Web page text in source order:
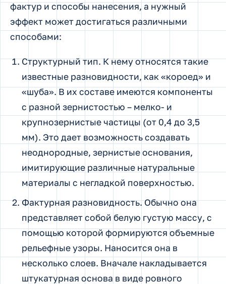
фактур и способы нанесения, а нужный
эффект может достигаться различными
способами:
Структурный тип. К нему относятся такие
известные разновидности, как «короед» и
«шуба». В их составе имеются компоненты
с разной зернистостью – мелко- и
крупнозернистые частицы (от 0,4 до 3,5
мм). Это дает возможность создавать
неоднородные, зернистые основания,
имитирующие различные натуральные
материалы с негладкой поверхностью.
Фактурная разновидность. Обычно она
представляет собой белую густую массу, с
помощью которой формируются объемные
рельефные узоры. Наносится она в
несколько слоев. Вначале накладывается
штукатурная основа в виде ровного